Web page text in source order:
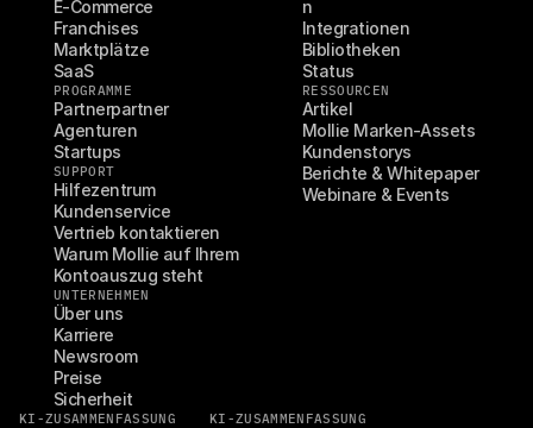
E-Commerce
Franchises
Marktplätze
SaaS
PROGRAMME
Partnerpartner
Agenturen
Startups
SUPPORT
Hilfezentrum
Kundenservice
Vertrieb kontaktieren
Warum Mollie auf Ihrem
Kontoauszug steht
UNTERNEHMEN
Über uns
Karriere
Newsroom
Preise
Sicherheit
n
Integrationen
Bibliotheken
Status
RESSOURCEN
Artikel
Mollie Marken-Assets
Kundenstorys
Berichte & Whitepaper
Webinare & Events
KI-ZUSAMMENFASSUNG KI-ZUSAMMENFASSUNG